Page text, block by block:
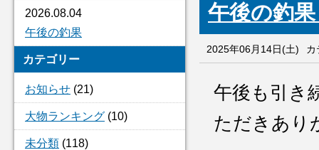
2026.08.04
午後の釣果
カテゴリー
お知らせ (21)
大物ランキング (10)
未分類 (118)
午後の
2025年06月14日(土) カ
午後も引き
ただきあ